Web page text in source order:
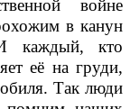
войне
в канун
каждый, кто
её на груди,
Так люди